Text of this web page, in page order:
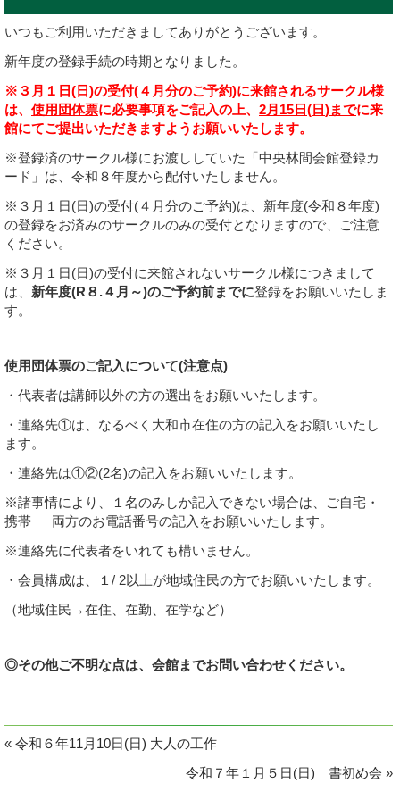
いつもご利用いただきましてありがとうございます。
新年度の登録手続の時期となりました。
※３月１日(日)の受付(４月分のご予約)に来館されるサークル様
は、 使用団体票に必要事項をご記入の上、 2月 15 日(日)までに来
館にてご提出いただきますようお願いいたします。
※登録済のサークル様にお渡ししていた「中央林間会館登録カ
ード」は、令和８年度から配付いたしません。
※３月１日(日)の受付(４月分のご予約)は、新年度(令和８年度)
の登録をお済みのサークルのみの受付となりますので、ご注意
ください。
※３月１日(日)の受付に来館されないサークル様につきまして
は、 新年度(R８.４月～)のご予約前までに登録をお願いいたしま
す。
使用団体票のご記入について(注意点)
・代表者は講師以外の方の選出をお願いいたします。
・連絡先①は、なるべく大和市在住の方の記入をお願いいたし
ます。
・連絡先は①②(2名)の記入をお願いいたします。
※諸事情により、１名のみしか記入できない場合は、ご自宅・
携帯 両方のお電話番号の記入をお願いいたします。
※連絡先に代表者をいれても構いません。
・会員構成は、１/ 2以上が地域住民の方でお願いいたします。
（地域住民→在住、在勤、在学など）
◎その他ご不明な点は、会館までお問い合わせください。
« 令和６年11月10日(日) 大人の工作
令和７年１月５日(日) 書初め会 »